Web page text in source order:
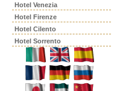
Hotel Venezia
Hotel Firenze
Hotel Cilento
Hotel Sorrento